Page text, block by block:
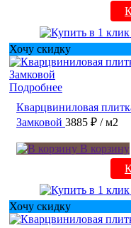
Хочу скидку
Подробнее
Кварцвиниловая
Замковой 3885 ₽ / м2
В корзину
Хочу скидку